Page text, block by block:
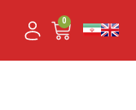
0